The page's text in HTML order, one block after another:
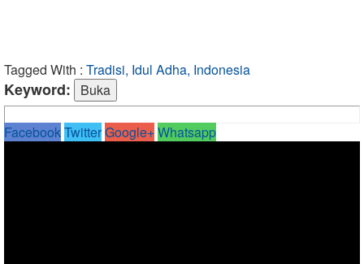
Tagged With : Tradisi, Idul Adha, Indonesia
Keyword:
FacebookTwitterGoogle+Whatsapp